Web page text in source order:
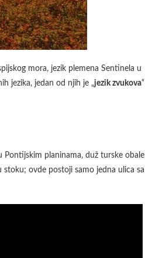
mora, jezik plemena Sentinela u
jezika, jedan od njih je „jezik zvukova“
planinama, duž turske obale
stoku; ovde postoji samo jedna ulica sa